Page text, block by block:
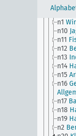
n Sm8
n
n1
n10
n11
n12
n13
n14
n15
n16
n17
n18
n19
n2